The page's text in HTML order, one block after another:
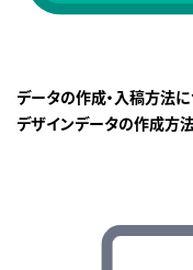
データの作成・入稿方法
デザインデータの作成方